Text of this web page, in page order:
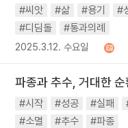
#씨앗 #삶 #용기 #
#디딤돌
#통과의례
2025.3.12. 수요일
파종과 추수, 거대한 순
#시작 #성공 #실패
#소멸
#추수 #파종